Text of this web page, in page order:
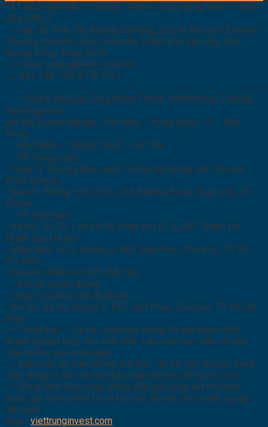
KẾT NỐI HỢP TÁC – Công ty TNHH Công nghiệp Điện tử Sán
Đầu CATCS
--> Địa chỉ: Phía Tây đường Danfeng, Ủy ban Khu phố Xiashan,
Phường Xiashan, Quận Chaonan, Thành phố Sán Đầu, tỉnh
Quảng Đông, Trung Quốc.
--> Email: eates@eates.com.cn
--> Sđt: +86-754-87761751
Zhuhai Hengqin Dingsheng Times International Trading-
Vietrunginvest
Kết Nối Doanh Nghiệp : Việt Nam – Trung Quốc -->
Bền
Vững
AN TOÀN – TRUNG THỰC – UY TÍN
VP Trung Quốc :
• Công Ty Thương Mại Quốc Tế Chu Hải Hằng Qin Thời Đại
Thịnh Vượng
• Địa chỉ: Phòng 105 5513, số 6 Baohua Road, Quận mới, TP.
Zhuhai
VP Việt Nam :
• Hà Nội: Số 12, Liền kề 04, Phân khu B1.2, KĐT Thanh Hà,
Thanh Oai, Hà Nội
• Miền Nam: Số 9, Đường 2, KĐT Vạn Phúc, Thủ Đức, TP. Hồ
Chí Minh
• Hotline: 0948 023 690 (Mr. Hải)
Đối tác truyền thông :
• Công Ty Quảng Cáo Biztrack
• Địa chỉ: Số 45, Đường 5, KĐT Vạn Phúc, Thủ Đức, TP. Hồ Chí
Minh
– • Trung thực – Uy tín: Cung cấp thông tin sản phẩm thật,
doanh nghiệp thật, sản xuất thật. Làm việc trực tiếp với nhà
máy, không qua trung gian.
– • Đảm bảo an toàn không lừa đảo: Hỗ trợ vận chuyển, thanh
toán, đứng ra làm cầu nối bảo lãnh hai bên để tránh rủi ro.
– • Đồng hành bền vững: Mang đến giải pháp kết nối minh
bạch, xây dựng niềm tin và hợp tác lâu dài cho doanh nghiệp
hai nước
Web : viettrunginvest.com